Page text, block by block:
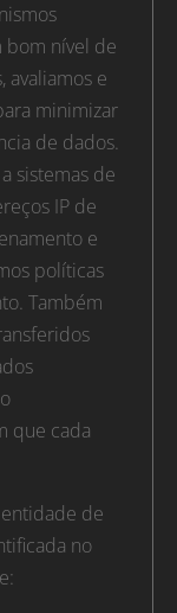
bom nível de
avaliamos e
minimizar
de dados.
sistemas de
IP de
e
políticas
Também
que cada
de
no